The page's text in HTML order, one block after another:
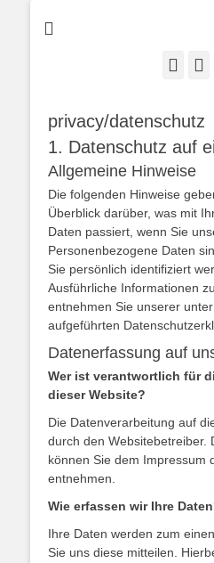
privacy/datenschutz
1. Datenschutz auf
Allgemeine Hinweise
Die folgenden Hinweise
Überblick darüber, was mit
Daten passiert, wenn Sie
Personenbezogene Daten
Sie persönlich identifiziert
Ausführliche Informationen
entnehmen Sie unserer
aufgeführten
Datenerfassung auf
Wer ist verantwortlich für
dieser Website?
Die Datenverarbeitung auf
durch den Websitebetreiber.
können Sie dem Impressum
entnehmen.
Wie erfassen wir Ihre
Ihre Daten werden zum
Sie uns diese mitteilen.